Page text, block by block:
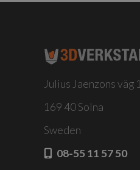
Julius Jaenzons väg 1
169 40 Solna
Sweden
08-55 11 57 50